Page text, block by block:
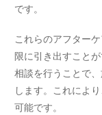
です。
これらのアフター
限に引き出すこと
相談を行うことで
します。これによ
可能です。